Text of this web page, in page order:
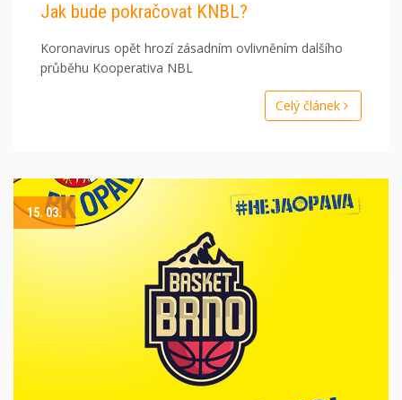
Jak bude pokračovat KNBL?
Koronavirus opět hrozí zásadním ovlivněním dalšího
průběhu Kooperativa NBL
Celý článek
15. 03.